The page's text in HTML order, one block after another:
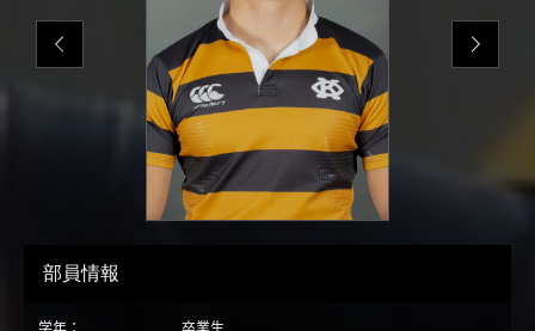
部員情報